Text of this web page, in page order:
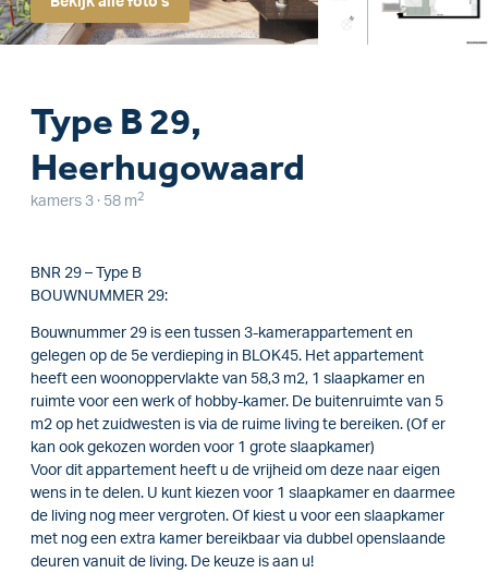
Type B 29,
Heerhugowaard
kamers 3 · 58 m 2
BNR 29 – Type B
BOUWNUMMER 29:
Bouwnummer 29 is een tussen 3-kamerappartement en
gelegen op de 5e verdieping in BLOK45. Het appartement
heeft een woonoppervlakte van 58,3 m2, 1 slaapkamer en
ruimte voor een werk of hobby-kamer. De buitenruimte van 5
m2 op het zuidwesten is via de ruime living te bereiken. (Of er
kan ook gekozen worden voor 1 grote slaapkamer)
Voor dit appartement heeft u de vrijheid om deze naar eigen
wens in te delen. U kunt kiezen voor 1 slaapkamer en daarmee
de living nog meer vergroten. Of kiest u voor een slaapkamer
met nog een extra kamer bereikbaar via dubbel openslaande
deuren vanuit de living. De keuze is aan u!